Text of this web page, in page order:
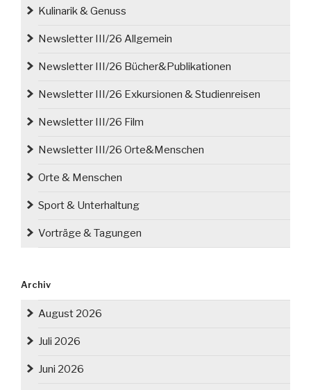
Kulinarik & Genuss
Newsletter III/26 Allgemein
Newsletter III/26 Bücher&Publikationen
Newsletter III/26 Exkursionen & Studienreisen
Newsletter III/26 Film
Newsletter III/26 Orte&Menschen
Orte & Menschen
Sport & Unterhaltung
Vorträge & Tagungen
Archiv
August 2026
Juli 2026
Juni 2026